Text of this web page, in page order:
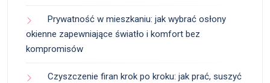
Prywatność w mieszkaniu: jak wybrać osłony
okienne zapewniające światło i komfort bez
kompromisów
Czyszczenie firan krok po kroku: jak prać, suszyć